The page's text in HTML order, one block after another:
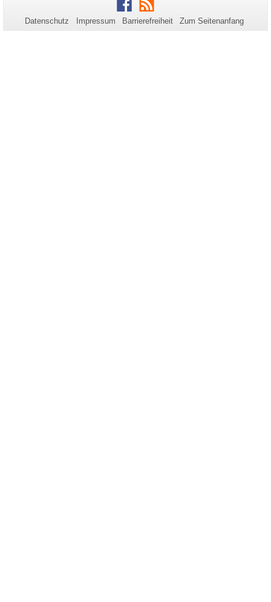
zu
dieser
Facebook
RSS
Datenschutz Impressum Barrierefreiheit Zum Seitenanfang